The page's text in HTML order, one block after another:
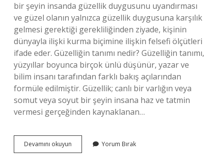
bir şeyin insanda güzellik duygusunu uyandırması
ve güzel olanın yalnızca güzellik duygusuna karşılık
gelmesi gerektiği gerekliliğinden ziyade, kişinin
dünyayla ilişki kurma biçimine ilişkin felsefi ölçütleri
ifade eder. Güzelliğin tanımı nedir? Güzelliğin tanımı,
yüzyıllar boyunca birçok ünlü düşünür, yazar ve
bilim insanı tarafından farklı bakış açılarından
formüle edilmiştir. Güzellik; canlı bir varlığın veya
somut veya soyut bir şeyin insana haz ve tatmin
vermesi gerçeğinden kaynaklanan…
Devamını okuyun
Duygusu
Yorum Bırak